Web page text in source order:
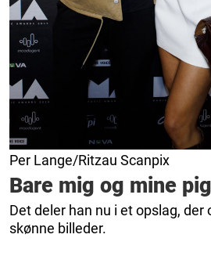
Per Lange/Ritzau Scanpix
Bare mig og mine
Det deler han nu i et opslag, der
skønne billeder.